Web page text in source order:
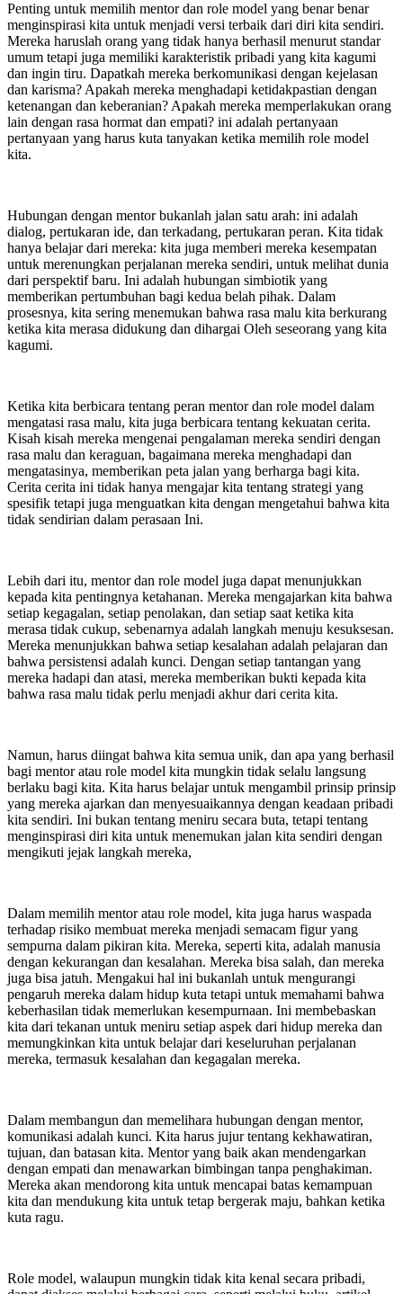
Penting untuk memilih mentor dan role model yang benar benar
menginspirasi kita untuk menjadi versi terbaik dari diri kita sendiri.
Mereka haruslah orang yang tidak hanya berhasil menurut standar
umum tetapi juga memiliki karakteristik pribadi yang kita kagumi
dan ingin tiru. Dapatkah mereka berkomunikasi dengan kejelasan
dan karisma? Apakah mereka menghadapi ketidakpastian dengan
ketenangan dan keberanian? Apakah mereka memperlakukan orang
lain dengan rasa hormat dan empati? ini adalah pertanyaan
pertanyaan yang harus kuta tanyakan ketika memilih role model
kita.
Hubungan dengan mentor bukanlah jalan satu arah: ini adalah
dialog, pertukaran ide, dan terkadang, pertukaran peran. Kita tidak
hanya belajar dari mereka: kita juga memberi mereka kesempatan
untuk merenungkan perjalanan mereka sendiri, untuk melihat dunia
dari perspektif baru. Ini adalah hubungan simbiotik yang
memberikan pertumbuhan bagi kedua belah pihak. Dalam
prosesnya, kita sering menemukan bahwa rasa malu kita berkurang
ketika kita merasa didukung dan dihargai Oleh seseorang yang kita
kagumi.
Ketika kita berbicara tentang peran mentor dan role model dalam
mengatasi rasa malu, kita juga berbicara tentang kekuatan cerita.
Kisah kisah mereka mengenai pengalaman mereka sendiri dengan
rasa malu dan keraguan, bagaimana mereka menghadapi dan
mengatasinya, memberikan peta jalan yang berharga bagi kita.
Cerita cerita ini tidak hanya mengajar kita tentang strategi yang
spesifik tetapi juga menguatkan kita dengan mengetahui bahwa kita
tidak sendirian dalam perasaan Ini.
Lebih dari itu, mentor dan role model juga dapat menunjukkan
kepada kita pentingnya ketahanan. Mereka mengajarkan kita bahwa
setiap kegagalan, setiap penolakan, dan setiap saat ketika kita
merasa tidak cukup, sebenarnya adalah langkah menuju kesuksesan.
Mereka menunjukkan bahwa setiap kesalahan adalah pelajaran dan
bahwa persistensi adalah kunci. Dengan setiap tantangan yang
mereka hadapi dan atasi, mereka memberikan bukti kepada kita
bahwa rasa malu tidak perlu menjadi akhur dari cerita kita.
Namun, harus diingat bahwa kita semua unik, dan apa yang berhasil
bagi mentor atau role model kita mungkin tidak selalu langsung
berlaku bagi kita. Kita harus belajar untuk mengambil prinsip prinsip
yang mereka ajarkan dan menyesuaikannya dengan keadaan pribadi
kita sendiri. Ini bukan tentang meniru secara buta, tetapi tentang
menginspirasi diri kita untuk menemukan jalan kita sendiri dengan
mengikuti jejak langkah mereka,
Dalam memilih mentor atau role model, kita juga harus waspada
terhadap risiko membuat mereka menjadi semacam figur yang
sempurna dalam pikiran kita. Mereka, seperti kita, adalah manusia
dengan kekurangan dan kesalahan. Mereka bisa salah, dan mereka
juga bisa jatuh. Mengakui hal ini bukanlah untuk mengurangi
pengaruh mereka dalam hidup kuta tetapi untuk memahami bahwa
keberhasilan tidak memerlukan kesempurnaan. Ini membebaskan
kita dari tekanan untuk meniru setiap aspek dari hidup mereka dan
memungkinkan kita untuk belajar dari keseluruhan perjalanan
mereka, termasuk kesalahan dan kegagalan mereka.
Dalam membangun dan memelihara hubungan dengan mentor,
komunikasi adalah kunci. Kita harus jujur tentang kekhawatiran,
tujuan, dan batasan kita. Mentor yang baik akan mendengarkan
dengan empati dan menawarkan bimbingan tanpa penghakiman.
Mereka akan mendorong kita untuk mencapai batas kemampuan
kita dan mendukung kita untuk tetap bergerak maju, bahkan ketika
kuta ragu.
Role model, walaupun mungkin tidak kita kenal secara pribadi,